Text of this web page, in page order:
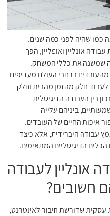
כבר לא נראה כמו שהיה לפני כמה שנים.
אונליין ואופליין, הפך
שמשנה את כללי המשחק.
מראים כי 83 אחוז מהעובדים ברחבי העולם מעדיפים
חלק מהזמן מהבית וחלק
בין העבודה הדיגיטלית
ביניהם עלייה
איכות החיים של העובדים.
עבודה היברידית, אלא כיצד
הדיגיטליים המתאימים.
אונליין לעבודה
חשובים?
עסקית שדורשת חיבור לאינטרנט,